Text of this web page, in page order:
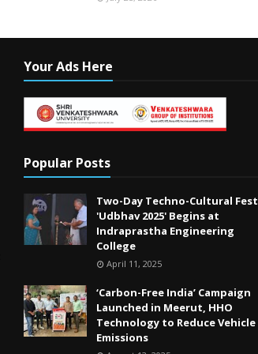
Your Ads Here
Popular Posts
Two-Day Techno-Cultural Fest
'Udbhav 2025' Begins at
Indraprastha Engineering
College
April 11, 2025
‘Carbon-Free India’ Campaign
Launched in Meerut, HHO
Technology to Reduce Vehicle
Emissions